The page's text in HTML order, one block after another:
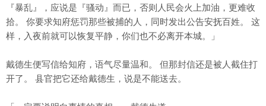
『暴乱』，应说是『骚动』而已，否则人民会火上加油，更难收
拾。 你要求知府惩罚那些被捕的人，同时发出公告安抚百姓。 这
样，入夜前就可以恢复平静，你们也不必离开本城。」
戴德生便写信给知府，语气尽量温和。 但那封信还是被人截住打
开了。 县官把它还给戴德生，说是不能送去。